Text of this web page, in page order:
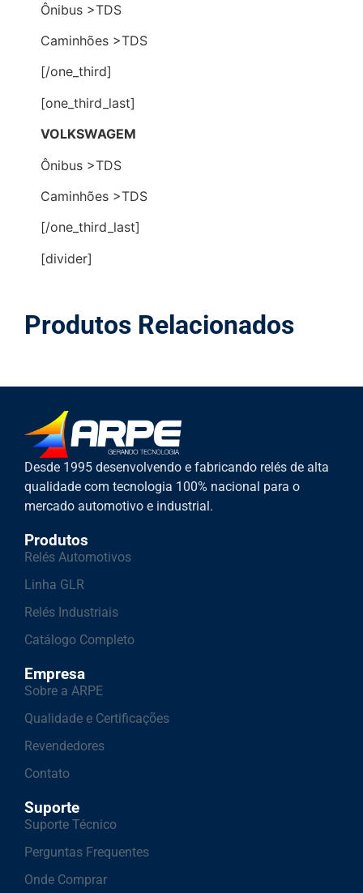
Ônibus >TDS
Caminhões >TDS
[/one_third]
[one_third_last]
VOLKSWAGEM
Ônibus >TDS
Caminhões >TDS
[/one_third_last]
[divider]
Produtos Relacionados
Desde 1995 desenvolvendo e fabricando relés de alta
qualidade com tecnologia 100% nacional para o
mercado automotivo e industrial.
Produtos
Relés Automotivos
Linha GLR
Relés Industriais
Catálogo Completo
Empresa
Sobre a ARPE
Qualidade e Certificações
Revendedores
Contato
Suporte
Suporte Técnico
Perguntas Frequentes
Onde Comprar